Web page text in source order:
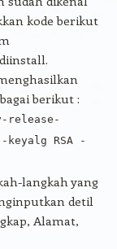
kode berikut
berikut :
release-
RSA -
langkah yang
detil
Alamat,